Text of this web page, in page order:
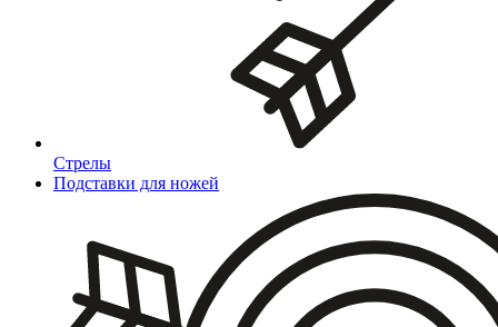
Стрелы
Подставки для ножей